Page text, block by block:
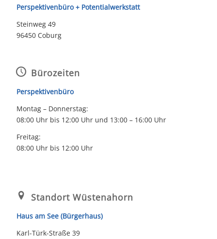
Perspektivenbüro + Potentialwerkstatt
Steinweg 49
96450 Coburg
Bürozeiten
Perspektivenbüro
Montag – Donnerstag:
08:00 Uhr bis 12:00 Uhr und 13:00 – 16:00 Uhr
Freitag:
08:00 Uhr bis 12:00 Uhr
Standort Wüstenahorn
Haus am See (Bürgerhaus)
Karl-Türk-Straße 39